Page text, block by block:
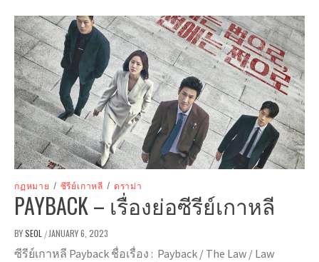
กฏหมาย / ซีรีย์เกาหลี / ดราม่า
PAYBACK – เรื่องย่อซีรีย์เกาหลี
BYSEOL / JANUARY 6, 2023
ซีรีย์เกาหลี Payback ชื่อเรื่อง : Payback / The Law / Law